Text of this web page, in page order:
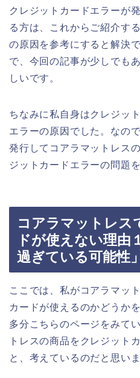
クレジットカードエラーが
る方は、これからご紹介す
の原因を参考にすると解決
で、今回の記事が少しでも
しいです。
ちなみに私自身はクレジッ
エラーの原因でした。なの
発行してコアラマットレス
ジットカードエラーの問題
コアラマットレス
ドが使えない理由
過ぎている可能性」
ここでは、私がコアラマッ
カードが使えるのかどうか
多分こちらのページをみて
トレスの商品をクレジット
と、考えているのだと思い